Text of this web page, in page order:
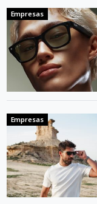
Empresas
Empresas